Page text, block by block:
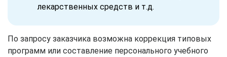
лекарственных средств и т.д.
По запросу заказчика возможна коррекция типовых
программ или составление персонального учебного